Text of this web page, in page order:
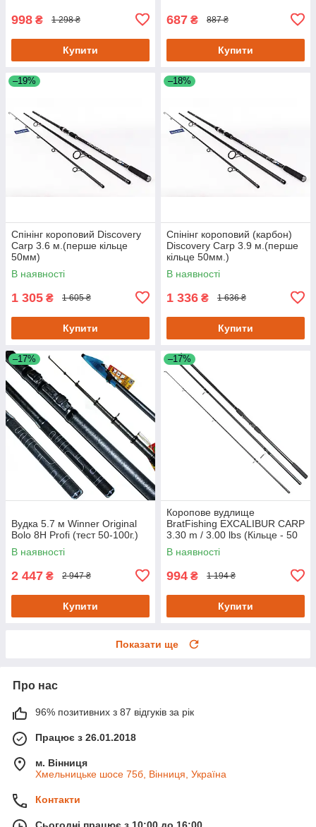
998 ₴ 1 298 ₴
Купити
687 ₴ 887 ₴
Купити
–19%
Спінінг короповий Discovery
Carp 3.6 м.(перше кільце
50мм)
В наявності
1 305 ₴ 1 605 ₴
Купити
–18%
Спінінг короповий (карбон)
Discovery Carp 3.9 м.(перше
кільце 50мм.)
В наявності
1 336 ₴ 1 636 ₴
Купити
–17%
Вудка 5.7 м Winner Original
Bolo 8H Profi (тест 50-100г.)
В наявності
2 447 ₴ 2 947 ₴
Купити
–17%
Коропове вудлище
BratFishing EXCALIBUR CARP
3.30 m / 3.00 lbs (Кільце - 50
мм.)
В наявності
994 ₴ 1 194 ₴
Купити
Показати ще
Про нас
96% позитивних з 87 відгуків за рік
Працює з 26.01.2018
м. Вінниця
Хмельницьке шосе 75б, Вінниця, Україна
Контакти